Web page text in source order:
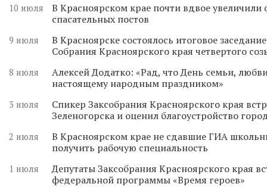
10 июля
В Красноярском крае почти вдвое
спасательных постов
9 июля
В Красноярске состоялось итоговое
Собрания Красноярского края четвертого
8 июля
Алексей Додатко: «Рад, что День семьи,
настоящему народным праздником»
3 июля
Спикер Заксобрания Красноярского края
Зеленогорска и оценил благоустройство
2 июля
В Красноярском крае не сдавшие ГИА
получить рабочую специальность
1 июля
Депутаты Заксобрания Красноярского края
федеральной программы «Время героев»